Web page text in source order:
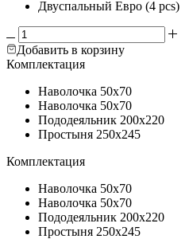
Двуспальный Евро (4 pcs)
Добавить в корзину
Комплектация
Наволочка 50х70
Наволочка 50х70
Пододеяльник 200х220
Простыня 250х245
Комплектация
Наволочка 50х70
Наволочка 50х70
Пододеяльник 200х220
Простыня 250х245